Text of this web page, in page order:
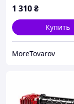
1 310₴
Купить
MoreTovarov